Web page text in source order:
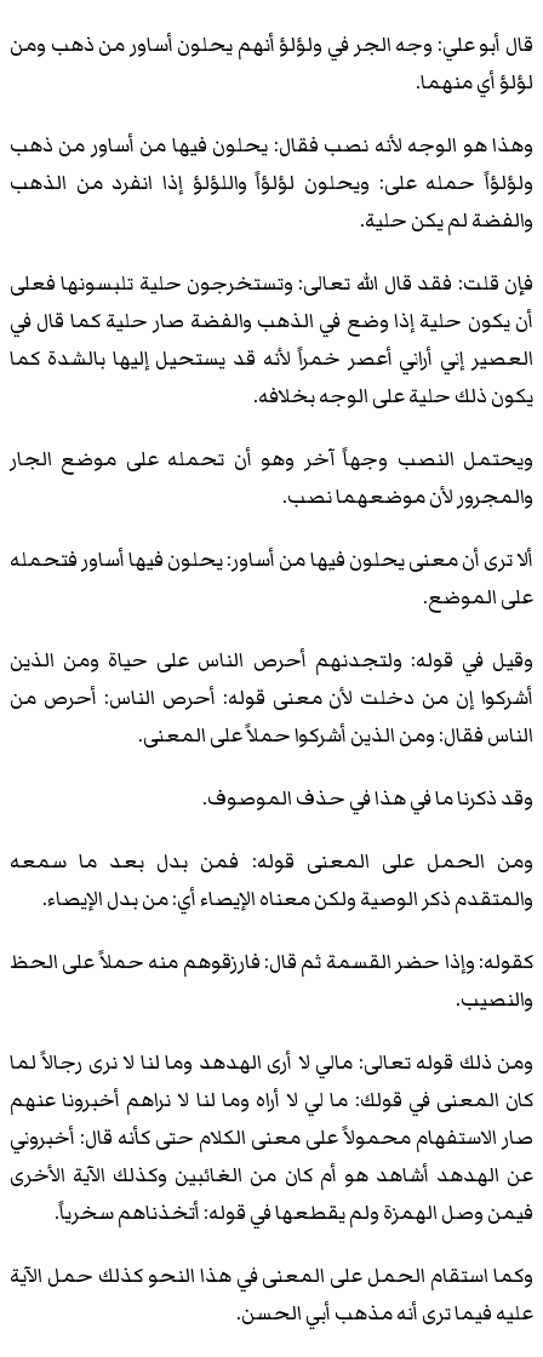
قال أبو علي: وجه الجر في ولؤلؤ أنهم يحلون أساور من ذهب ومن
لؤلؤ أي منهما.
وهذا هو الوجه لأنه نصب فقال: يحلون فيها من أساور من ذهب
ولؤلؤاً حمله على: ويحلون لؤلؤاً واللؤلؤ إذا انفرد من الذهب
والفضة لم يكن حلية.
فإن قلت: فقد قال الله تعالى: وتستخرجون حلية تلبسونها فعلى
أن يكون حلية إذا وضع في الذهب والفضة صار حلية كما قال في
العصير إني أراني أعصر خمراً لأنه قد يستحيل إليها بالشدة كما
يكون ذلك حلية على الوجه بخلافه.
ويحتمل النصب وجهاً آخر وهو أن تحمله على موضع الجار
والمجرور لأن موضعهما نصب.
ألا ترى أن معنى يحلون فيها من أساور: يحلون فيها أساور فتحمله
على الموضع.
وقيل في قوله: ولتجدنهم أحرص الناس على حياة ومن الذين
أشركوا إن من دخلت لأن معنى قوله: أحرص الناس: أحرص من
الناس فقال: ومن الذين أشركوا حملاً على المعنى.
وقد ذكرنا ما في هذا في حذف الموصوف.
ومن الحمل على المعنى قوله: فمن بدل بعد ما سمعه
والمتقدم ذكر الوصية ولكن معناه الإيصاء أي: من بدل الإيصاء.
كقوله: وإذا حضر القسمة ثم قال: فارزقوهم منه حملاً على الحظ
والنصيب.
ومن ذلك قوله تعالى: مالي لا أرى الهدهد وما لنا لا نرى رجالاً لما
كان المعنى في قولك: ما لي لا أراه وما لنا لا نراهم أخبرونا عنهم
صار الاستفهام محمولاً على معنى الكلام حتى كأنه قال: أخبروني
عن الهدهد أشاهد هو أم كان من الغائبين وكذلك الآية الأخرى
فيمن وصل الهمزة ولم يقطعها في قوله: أتخذناهم سخرياً.
وكما استقام الحمل على المعنى في هذا النحو كذلك حمل الآية
عليه فيما ترى أنه مذهب أبي الحسن.